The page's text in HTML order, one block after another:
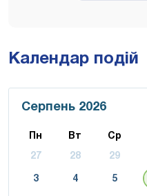
Календар подій
Серпень 2026
Пн Вт Ср
27 28 29
3 4 5